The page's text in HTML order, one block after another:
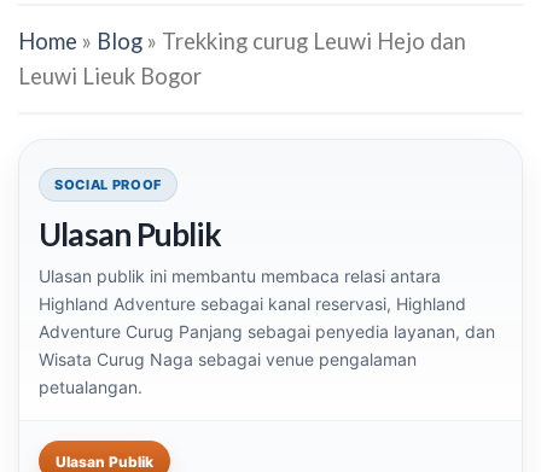
Home » Blog » Trekking curug Leuwi Hejo dan
Leuwi Lieuk Bogor
SOCIAL PROOF
Ulasan Publik
Ulasan publik ini membantu membaca relasi antara
Highland Adventure sebagai kanal reservasi, Highland
Adventure Curug Panjang sebagai penyedia layanan, dan
Wisata Curug Naga sebagai venue pengalaman
petualangan.
Ulasan Publik